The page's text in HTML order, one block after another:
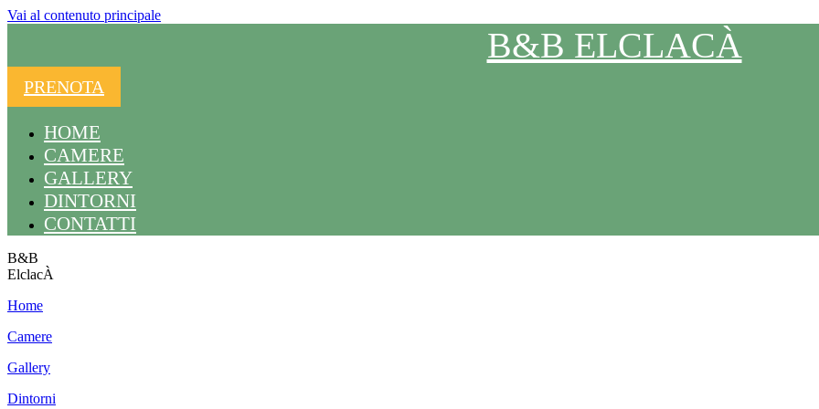
Vai al contenuto principale
B&B ELCLACÀ
PRENOTA
HOME
CAMERE
GALLERY
DINTORNI
CONTATTI
B&B
ElclacÀ
Home
Camere
Gallery
Dintorni